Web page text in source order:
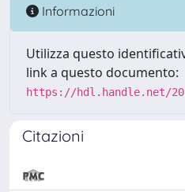
Informazioni
Utilizza questo
link a questo documento:
https://hdl.handle.net/
Citazioni